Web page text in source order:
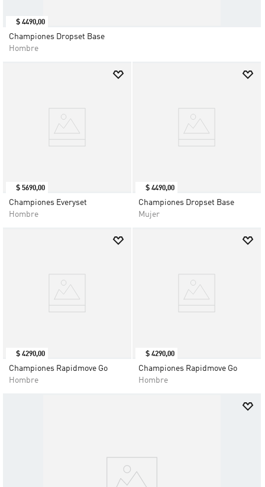
$ 4490,00
Championes Dropset Base
Hombre
$ 5690,00
Championes Everyset
Hombre
$ 4490,00
Championes Dropset Base
Mujer
$ 4290,00
Championes Rapidmove Go
Hombre
$ 4290,00
Championes Rapidmove Go
Hombre